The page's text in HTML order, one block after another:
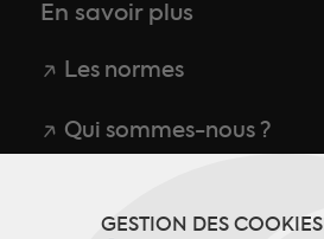
En savoir plus
Les normes
Qui sommes-nous ?
GESTION DES COOKIES